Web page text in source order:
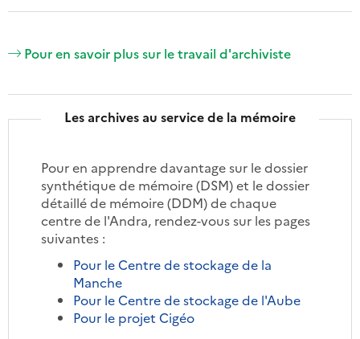
Pour en savoir plus sur le travail d'archiviste
Les archives au service de la mémoire
Pour en apprendre davantage sur le dossier
synthétique de mémoire (DSM) et le dossier
détaillé de mémoire (DDM) de chaque
centre de l'Andra, rendez-vous sur les pages
suivantes :
Pour le Centre de stockage de la
Manche
Pour le Centre de stockage de l'Aube
Pour le projet Cigéo